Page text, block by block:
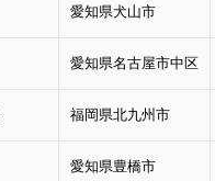
愛知県犬山市
愛知県名古屋市中区
福岡県北九州市
愛知県豊橋市